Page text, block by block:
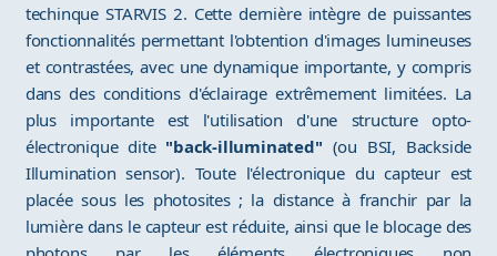
techinque STARVIS 2. Cette dernière intègre de puissantes
fonctionnalités permettant l'obtention d'images lumineuses
et contrastées, avec une dynamique importante, y compris
dans des conditions d'éclairage extrêmement limitées. La
plus importante est l'utilisation d'une structure opto-
électronique dite "back-illuminated" (ou BSI, Backside
Illumination sensor). Toute l'électronique du capteur est
placée sous les photosites ; la distance à franchir par la
lumière dans le capteur est réduite, ainsi que le blocage des